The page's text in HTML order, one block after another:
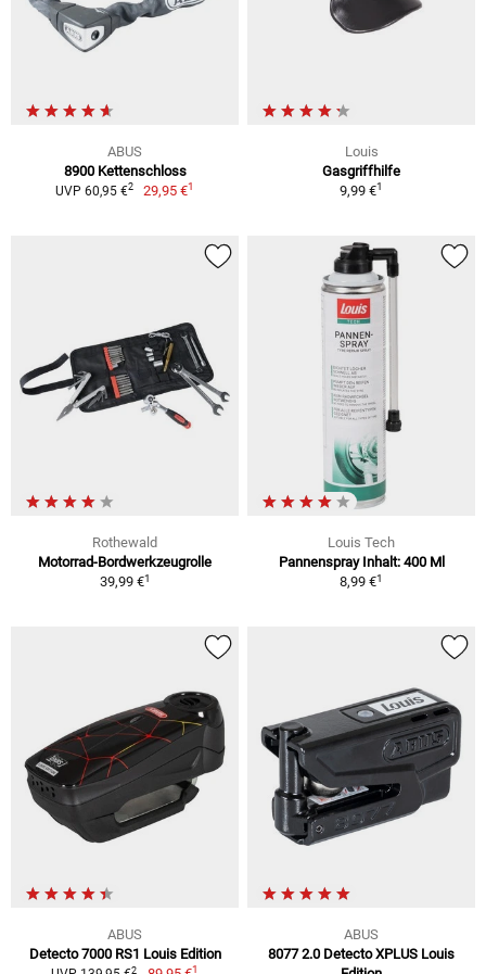
ABUS
8900 Kettenschloss
UVP 60,95 €2 29,95 €1
Louis
Gasgriffhilfe
9,99 €1
Rothewald
Motorrad-Bordwerkzeugrolle
39,99 €1
Louis Tech
Pannenspray Inhalt: 400 Ml
8,99 €1
ABUS
Detecto 7000 RS1 Louis Edition
2 1
ABUS
8077 2.0 Detecto XPLUS Louis